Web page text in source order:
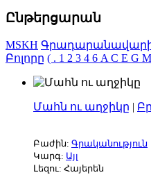
Ընթերցարան
MSKH Գրադարանավարի
Բոլորը ( . 1 2 3 4 6 AC E G M
Մահն ու աղջիկը |
Բաժին: Գրականություն
Կարգ: Այլ
Լեզու: Հայերեն